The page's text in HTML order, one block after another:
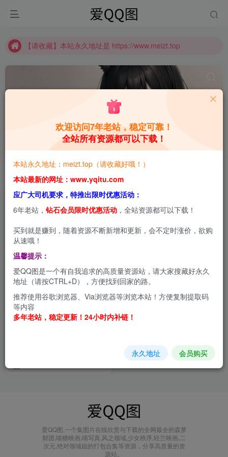
【请收藏】本站永久地址是 https://www.meizt.top
【请收藏】本站永久地址是 https://www.meizt.top
推广计划正式上线啦！可获得高额奖励哦
是三不是世w 共1篇
排序 更新 浏览 点赞 评论
爱QQ图,一个集图片在线欣赏与下载的全网最全的森萝
财团,喵糖映画,喵写真,风之领域,少女秩序,轻兰映画,二
次元,绝对领域姐的打包合集等资源，分享高质量的资
源站。
欢迎访问7年老站，稳定可靠！
全站所有资源都可以下载！
本站永久地址：meizt.top（请收藏好哦！）
本站最新的网址：www.yqitu.com
应广大司机要求，特推出限时优惠活动：
6年老站， 钻石会员限时优惠活动 ，全站资源都可以下载！
买到就是赚到，随着资源不断新增和更新，会不定时涨价，欲购
从速哦！
温馨提示：
爱QQ图是一个有自我追求的高质量资源站，请大家搜藏好永久
地址（请按CTRL+D），方便找到回家的路。
推荐使用谷歌浏览器、Via浏览器等浏览本站！方便复制提取码
等内容
多年老站，稳定更新！24小时内补链！
永久地址 会员购买